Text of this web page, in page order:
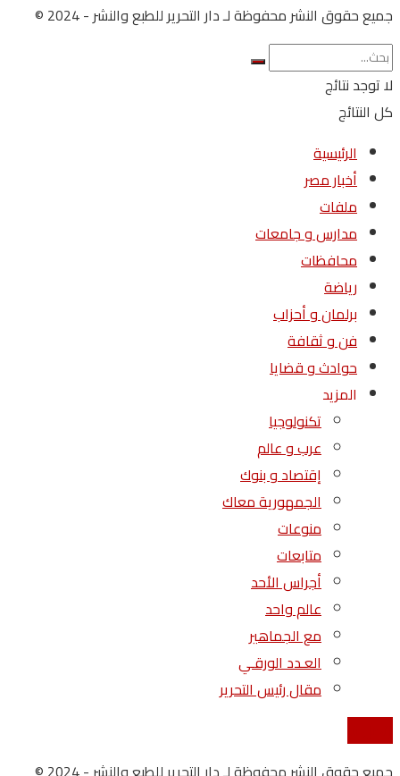
جميع حقوق النشر محفوظة لـ دار التحرير للطبع والنشر - 2024 ©
لا توجد نتائج
كل النتائج
الرئيسية
أخبار مصر
ملفات
مدارس و جامعات
محافظات
رياضة
برلمان و أحزاب
فن و ثقافة
حوادث و قضايا
المزيد
تكنولوجيا
عرب و عالم
إقتصاد و بنوك
الجمهورية معاك
منوعات
متابعات
أجراس الأحد
عالم واحد
مع الجماهير
العـدد الورقـي
مقال رئيس التحرير